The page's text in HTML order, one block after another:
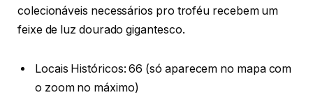
colecionáveis necessários pro troféu recebem um
feixe de luz dourado gigantesco.
Locais Históricos: 66 (só aparecem no mapa com
o zoom no máximo)